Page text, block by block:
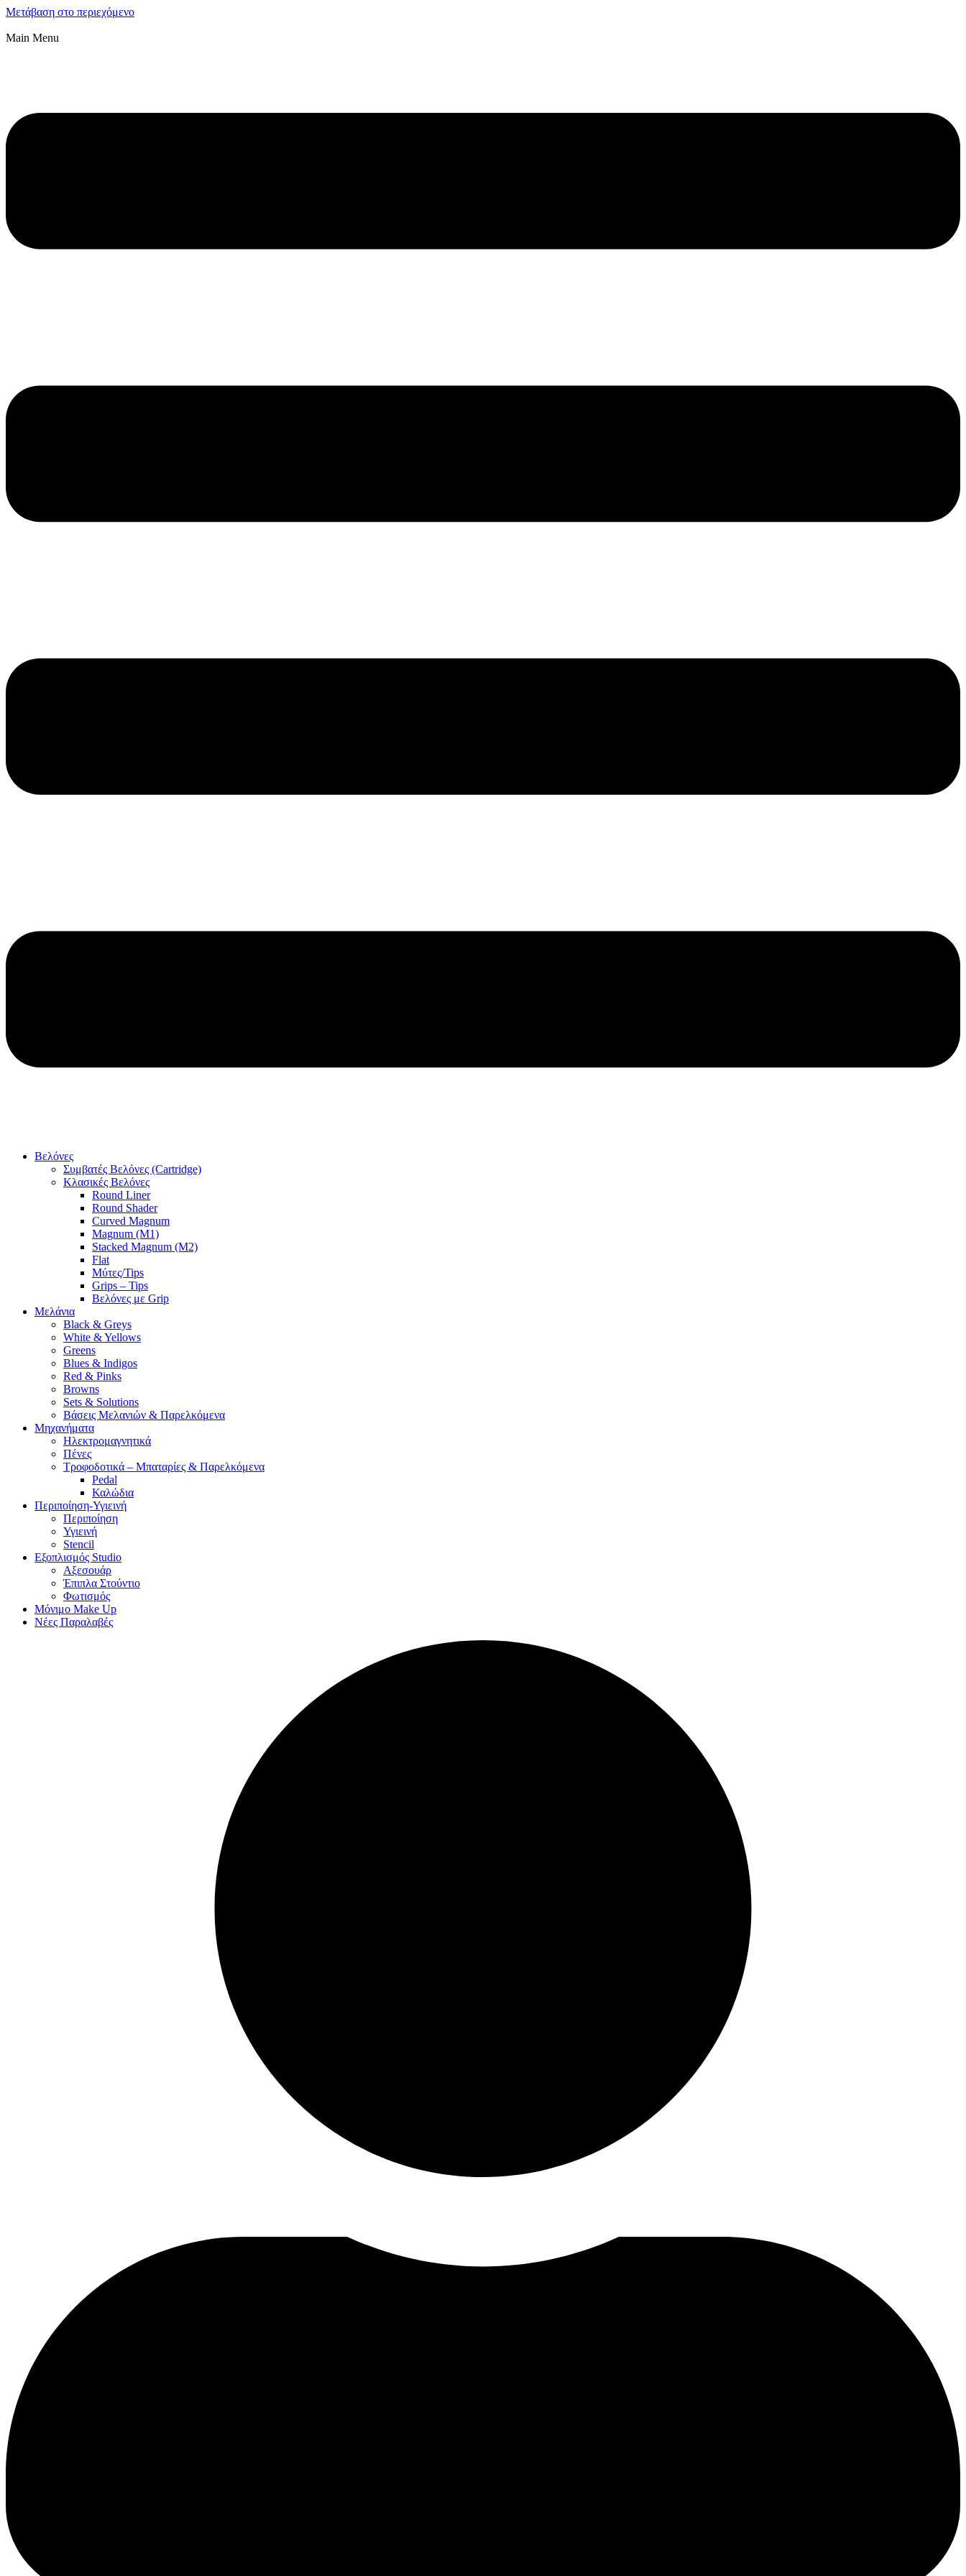
Μετάβαση στο περιεχόμενο
Main Menu
Βελόνες
Συμβατές Βελόνες (Cartridge)
Κλασικές Βελόνες
Round Liner
Round Shader
Curved Magnum
Magnum (M1)
Stacked Magnum (M2)
Flat
Μύτες/Tips
Grips – Tips
Βελόνες με Grip
Μελάνια
Black & Greys
White & Yellows
Greens
Blues & Indigos
Red & Pinks
Browns
Sets & Solutions
Βάσεις Μελανιών & Παρελκόμενα
Μηχανήματα
Ηλεκτρομαγνητικά
Πένες
Τροφοδοτικά – Μπαταρίες & Παρελκόμενα
Pedal
Καλώδια
Περιποίηση-Υγιεινή
Περιποίηση
Υγιεινή
Stencil
Εξοπλισμός Studio
Αξεσουάρ
Έπιπλα Στούντιο
Φωτισμός
Μόνιμο Make Up
Νέες Παραλαβές